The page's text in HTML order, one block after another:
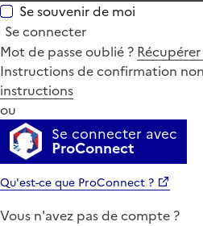
Se souvenir de moi
Se connecter
Mot de passe oublié ?
Instructions de confirmation
instructions
ou
Se connecter avec
ProConnect
Qu'est-ce que ProConnect ?
Vous n'avez pas de compte ?